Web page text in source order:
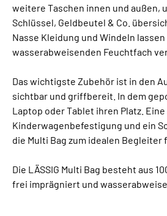
weitere Taschen innen und außen,
Schlüssel, Geldbeutel & Co.
Nasse Kleidung und Windeln
wasserabweisenden Feuchtfach
Das wichtigste Zubehör ist in den
sichtbar und griffbereit. In dem
Laptop oder Tablet ihren Platz.
Kinderwagenbefestigung und ein
die Multi Bag zum idealen Begleiter
Die LÄSSIG Multi Bag besteht aus
frei imprägniert und